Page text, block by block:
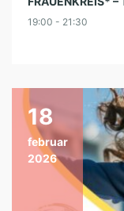
19:00 - 21:30
18
februar
2026